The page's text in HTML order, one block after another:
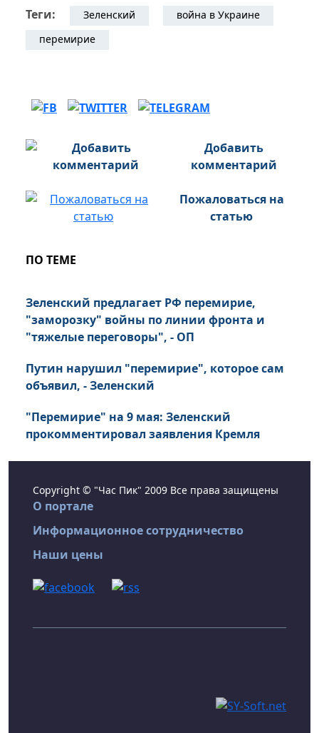
Теги: Зеленский
война в Украине
перемирие
Добавить
комментарий
Пожаловаться на
статью
ПО ТЕМЕ
Зеленский предлагает РФ перемирие,
"заморозку" войны по линии фронта и
"тяжелые переговоры", - ОП
Путин нарушил "перемирие", которое сам
объявил, - Зеленский
"Перемирие" на 9 мая: Зеленский
прокомментировал заявления Кремля
Copyright © "Час Пик" 2009 Все права защищены
О портале
Информационное сотрудничество
Наши цены